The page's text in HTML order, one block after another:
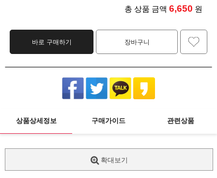
총 상품 금액 6,650 원
바로 구매하기 장바구니
상품상세정보 구매가이드 관련상품
확대보기